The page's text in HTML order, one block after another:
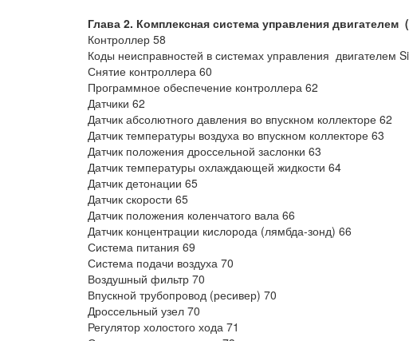
Глава 2. Комплексная система управления двигателем
Контроллер 58
Коды неисправностей в системах управления двигателем
Снятие контроллера 60
Программное обеспечение контроллера 62
Датчики 62
Датчик абсолютного давления во впускном коллекторе 62
Датчик температуры воздуха во впускном коллекторе 63
Датчик положения дроссельной заслонки 63
Датчик температуры охлаждающей жидкости 64
Датчик детонации 65
Датчик скорости 65
Датчик положения коленчатого вала 66
Датчик концентрации кислорода (лямбда-зонд) 66
Система питания 69
Система подачи воздуха 70
Воздушный фильтр 70
Впускной трубопровод (ресивер) 70
Дроссельный узел 70
Регулятор холостого хода 71